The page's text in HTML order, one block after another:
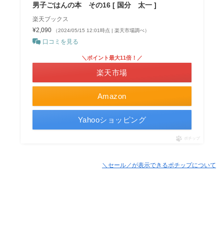
男子ごはんの本 その16 [ 国分 太一 ]
楽天ブックス
¥2,090
（2024/05/15 12:01時点 | 楽天市場調べ）
口コミを見る
Amazon
＼ポイント最大11倍！／
楽天市場
Yahooショッピング
ポチップ
＼セール／が表示できるポチップについて